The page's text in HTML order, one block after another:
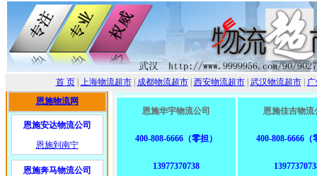
首 页| 上海物流超市| 成都物流超市| 西安物流超市| 武汉物流超市|
恩施物流网
恩施安达物流公司
恩施到南宁
恩施奔马物流公司
恩施华宇物流公司
400-808-6666（零担）
13977370738
恩施佳吉物流
400-808-6666（